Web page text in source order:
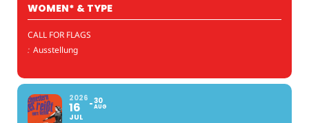
WOMEN* & TYPE
CALL FOR FLAGS
: Ausstellung
2026
16
JUL
30
AUG